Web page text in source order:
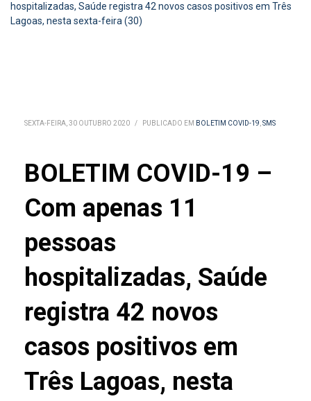
hospitalizadas, Saúde registra 42 novos casos positivos em Três
Lagoas, nesta sexta-feira (30)
SEXTA-FEIRA, 30 OUTUBRO 2020 / PUBLICADO EM BOLETIM COVID-19,SMS
BOLETIM COVID-19 –
Com apenas 11
pessoas
hospitalizadas, Saúde
registra 42 novos
casos positivos em
Três Lagoas, nesta